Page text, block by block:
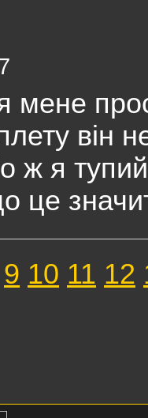
мене
він
ж я
це
9 10 11 12